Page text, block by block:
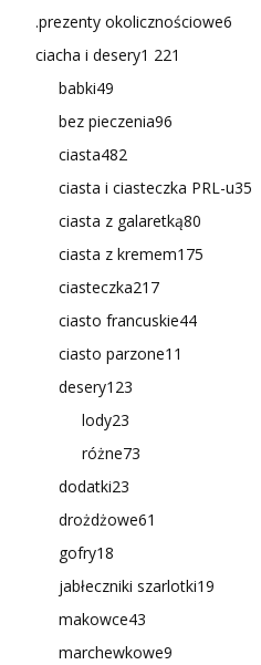
.prezenty okolicznościowe6
ciacha i desery1 221
babki49
bez pieczenia96
ciasta482
ciasta i ciasteczka PRL-u35
ciasta z galaretką80
ciasta z kremem175
ciasteczka217
ciasto francuskie44
ciasto parzone11
desery123
lody23
różne73
dodatki23
drożdżowe61
gofry18
jabłeczniki szarlotki19
makowce43
marchewkowe9